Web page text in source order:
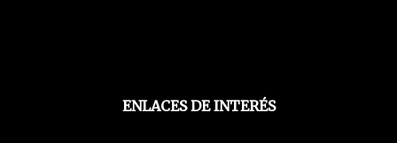
ENLACES DE INTERÉS